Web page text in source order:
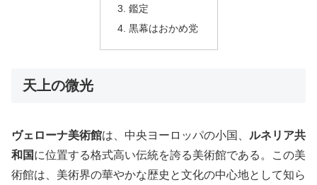
鑑定
黒幕はおかめ党
天上の微光
ヴェローナ美術館は、中央ヨーロッパの小国、 ルネリア共
和国に位置する格式高い伝統を誇る美術館である。この美
術館は、美術界の華やかな歴史と文化の中心地として知ら